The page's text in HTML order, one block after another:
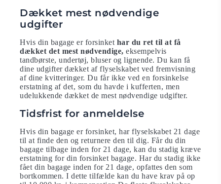
Dækket mest nødvendige
udgifter
Hvis din bagage er forsinket har du ret til at få
dækket det mest nødvendige, eksempelvis
tandbørste, undertøj, bluser og lignende. Du kan få
dine udgifter dækket af flyselskabet ved fremvisning
af dine kvitteringer. Du får ikke ved en forsinkelse
erstatning af det, som du havde i kufferten, men
udelukkende dækket de mest nødvendige udgifter.
Tidsfrist for anmeldelse
Hvis din bagage er forsinket, har flyselskabet 21 dage
til at finde den og returnere den til dig. Får du din
bagage tilbage inden for 21 dage, kan du stadig kræve
erstatning for din forsinket bagage. Har du stadig ikke
fået din bagage inden for 21 dage, opfattes den som
bortkommen. I dette tilfælde kan du have krav på op